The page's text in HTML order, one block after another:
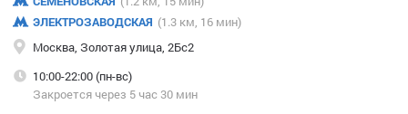
ЭЛЕКТРОЗАВОДСКАЯ (1.3 км, 16 мин)
Москва, Золотая улица, 2Бс2
10:00-22:00 (пн-вс)
Закроется через 5 час 30 мин